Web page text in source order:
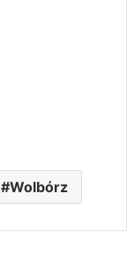
Wolbórz